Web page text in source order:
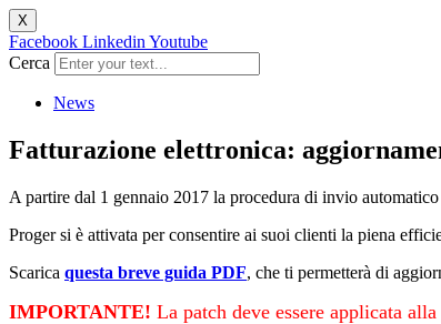
X
Facebook Linkedin Youtube
Cerca
News
Fatturazione elettronica:
A partire dal 1 gennaio 2017 la procedura di invio
Proger si è attivata per consentire ai suoi clienti la piena
Scarica questa breve guida PDF, che ti permetterà di
IMPORTANTE! La patch deve essere applicata